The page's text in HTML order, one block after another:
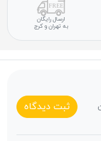
ارسال رایگان
به تهران و کرج
ثبت دیدگاه